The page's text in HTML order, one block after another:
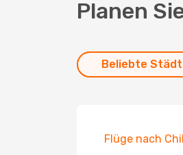
Planen
Beliebte
Flüge nach